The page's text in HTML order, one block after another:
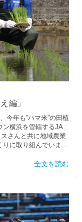
編」
今年も”ハマ米”の田植
ン横浜を管轄するJA
さんと共に地域農業
に取り組んでいま
て田んぼに入ると足が
きで上手に苗を植
せて埋めていきまし
々しい気持ちになり
全文を読む